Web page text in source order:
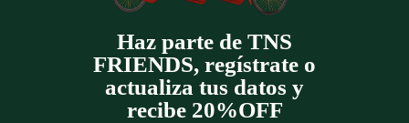
Haz parte de TNS
FRIENDS, regístrate o
actualiza tus datos y
recibe 20%OFF